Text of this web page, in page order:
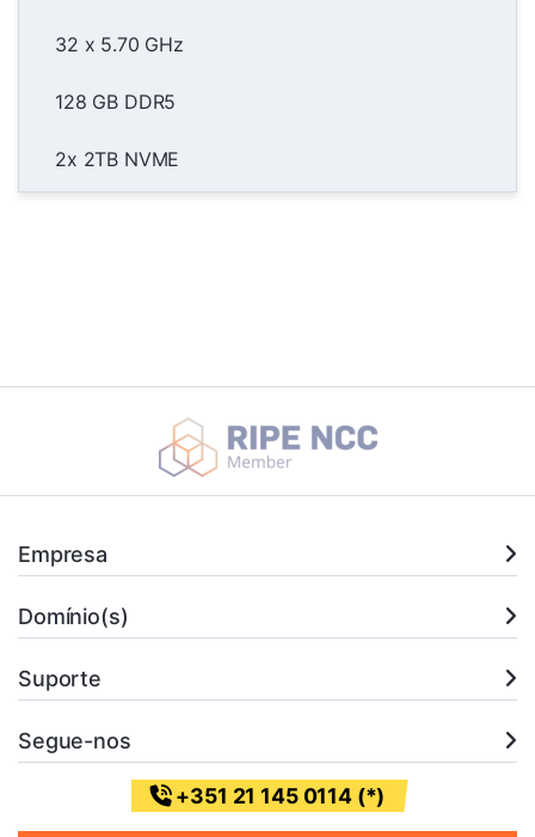
32 x 5.70 GHz
128 GB DDR5
2x 2TB NVME
Empresa
Domínio(s)
Suporte
Segue-nos
+351 21 145 0114 (*)